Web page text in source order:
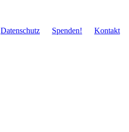
Daten­schutz Spenden! Kontakt